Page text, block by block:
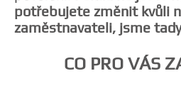
potřebujete změnit kvůli
zaměstnavateli, jsme
CO PRO VÁS